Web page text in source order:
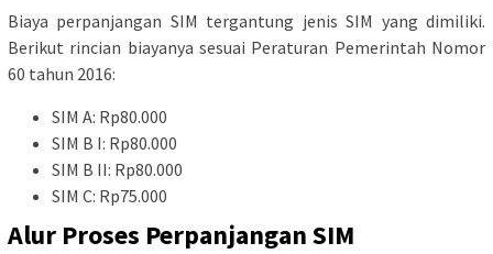
Biaya perpanjangan SIM tergantung jenis SIM yang dimiliki.
Berikut rincian biayanya sesuai Peraturan Pemerintah Nomor
60 tahun 2016:
SIM A: Rp80.000
SIM B I: Rp80.000
SIM B II: Rp80.000
SIM C: Rp75.000
Alur Proses Perpanjangan SIM